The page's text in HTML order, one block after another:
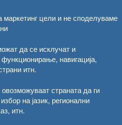
цели и не споделуваме
да се исклучат и
навигација,
итн.
страната да ги
на јазик, регионални
итн.